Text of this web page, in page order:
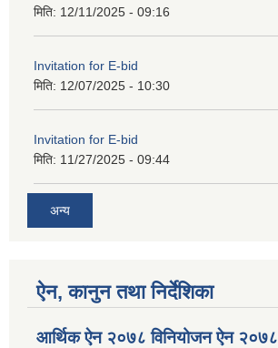
मिति: 12/11/2025 - 09:16
Invitation for E-bid
मिति: 12/07/2025 - 10:30
Invitation for E-bid
मिति: 11/27/2025 - 09:44
अन्य
ऐन, कानुन तथा निर्देशिका
आर्थिक ऐन २०७८ विनियोजन ऐन २०७८